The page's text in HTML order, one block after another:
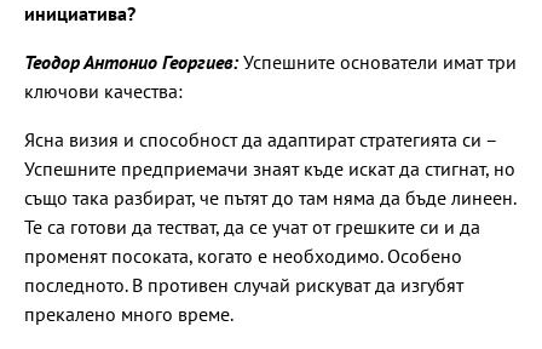
инициатива?
Теодор Антонио Георгиев: Успешните основатели имат три
ключови качества:
Ясна визия и способност да адаптират стратегията си –
Успешните предприемачи знаят къде искат да стигнат, но
също така разбират, че пътят до там няма да бъде линеен.
Те са готови да тестват, да се учат от грешките си и да
променят посоката, когато е необходимо. Особено
последното. В противен случай рискуват да изгубят
прекалено много време.